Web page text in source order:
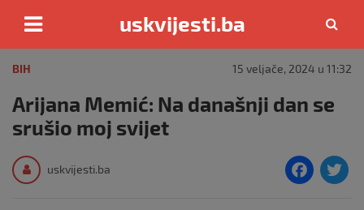
content
uskvijesti.ba
BIH 15 veljače, 2024 u 11:32
Arijana Memić: Na današnji dan se
srušio moj svijet
uskvijesti.ba
F